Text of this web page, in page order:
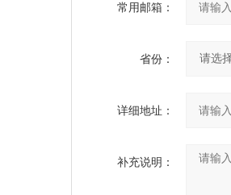
常用邮箱：
省份：
详细地址：
补充说明：